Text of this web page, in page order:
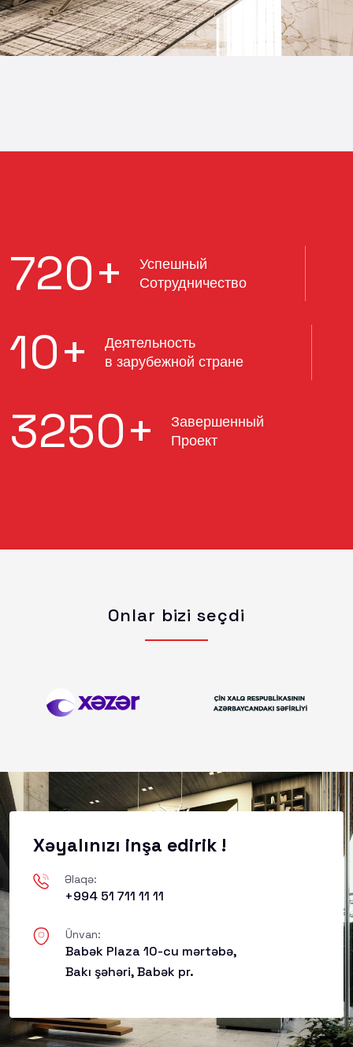
720+
Успешный
Сотрудничество
10+
Деятельность
в зарубежной стране
3250+
Завершенный
Проект
Onlar bizi seçdi
Xəyalınızı inşa edirik !
Əlaqə:
+994 51 711 11 11
Ünvan:
Babək Plaza 10-cu mərtəbə,
Bakı şəhəri, Babək pr.